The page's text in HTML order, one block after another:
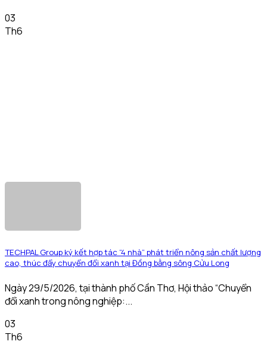
03
Th6
TECHPAL Group ký kết hợp tác “4 nhà” phát triển nông sản chất lượng
cao, thúc đẩy chuyển đổi xanh tại Đồng bằng sông Cửu Long
Ngày 29/5/2026, tại thành phố Cần Thơ, Hội thảo “Chuyển
đổi xanh trong nông nghiệp:...
03
Th6